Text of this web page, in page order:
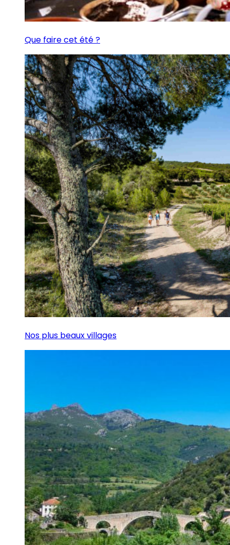
Que faire cet été ?
Nos plus beaux villages